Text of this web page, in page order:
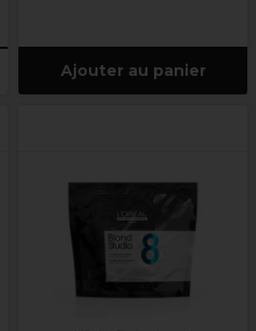
Ajouter au panier